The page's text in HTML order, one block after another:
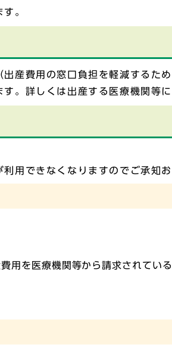
。
産費用の窓口負担を軽減するた
。詳しくは出産する医療機関等に
用できなくなりますのでご承知お
用を医療機関等から請求されてい